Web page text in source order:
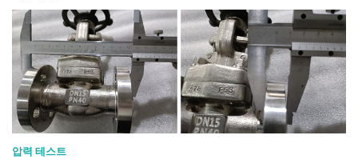
압력 테스트